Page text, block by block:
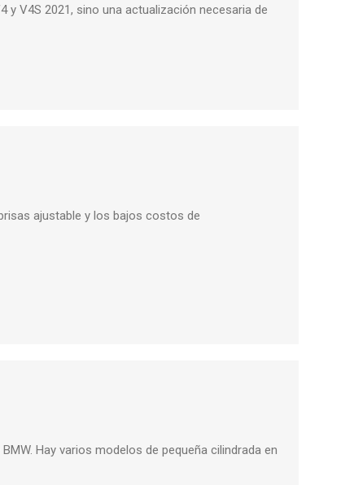
V4S 2021, sino una actualización necesaria de
ajustable y los bajos costos de
Hay varios modelos de pequeña cilindrada en